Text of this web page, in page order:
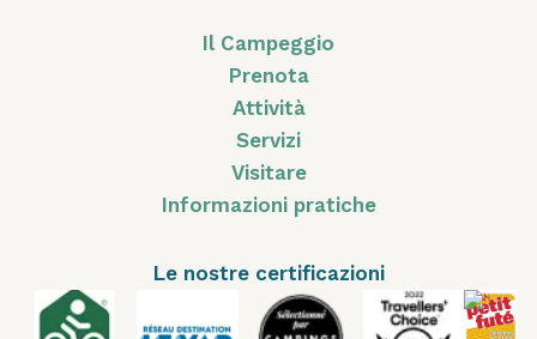
Il Campeggio
Prenota
Attività
Servizi
Visitare
Informazioni pratiche
Le nostre certificazioni